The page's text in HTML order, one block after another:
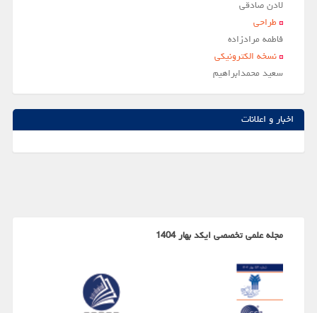
لادن صادقي
طراحی
فاطمه مرادزاده
نسخه الکترونیکی
سعيد محمدابراهيم
اخبار و اعلانات
مجله علمی تخصصی ایکد بهار 1404